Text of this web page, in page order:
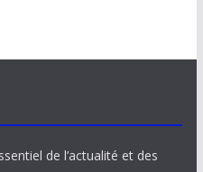
de l’actualité et des